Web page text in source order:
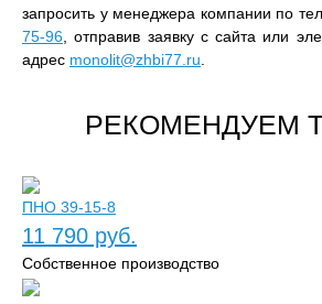
запросить у менеджера компании по
75-96 , отправив заявку с сайта или
адрес monolit@zhbi77.ru
РЕКОМЕНДУЕМ
ПНО 39-15-8
11 790 руб.
Собственное производство